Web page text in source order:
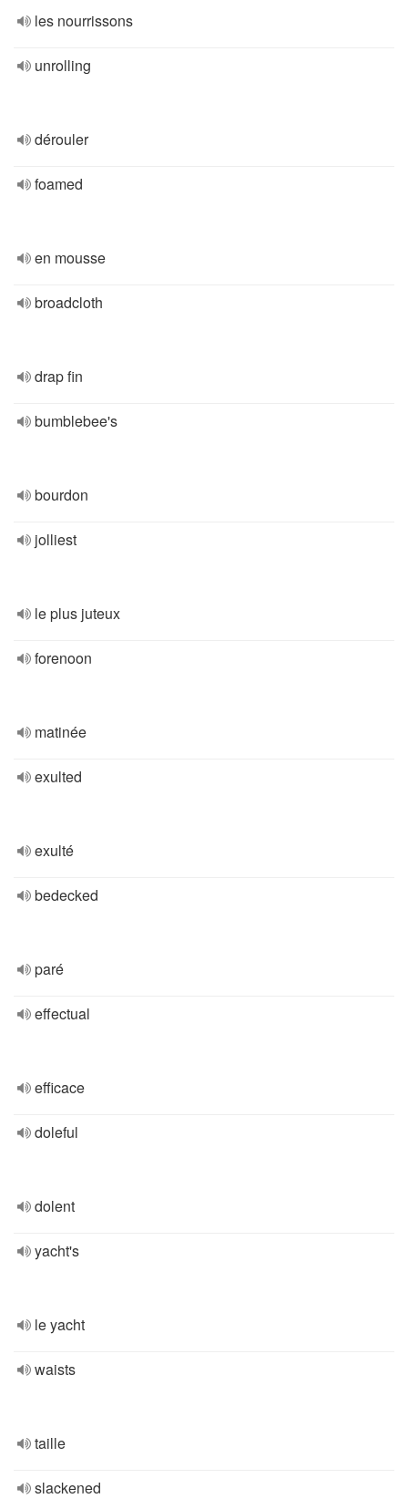
les nourrissons
unrolling
dérouler
foamed
en mousse
broadcloth
drap fin
bumblebee's
bourdon
jolliest
le plus juteux
forenoon
matinée
exulted
exulté
bedecked
paré
effectual
efficace
doleful
dolent
yacht's
le yacht
waists
taille
slackened